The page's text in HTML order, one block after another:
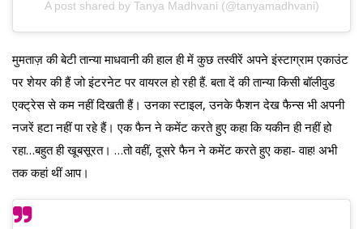
A post shared by Tanya Madhvani (@tanyamadhvani)
मुमताज़ की बेटी तान्या माधवानी की हाल ही में कुछ तस्वीरें अपने इंस्टाग्राम एकाउंट
पर शेयर की हैं जो इंटरनेट पर वायरल हो रही हैं. बता दें की तान्या किसी बॉलीवुड
एक्ट्रेस से कम नहीं दिखती हैं। उनका स्टाइल, उनके फैशन देख फैन्स भी अपनी
नजरें हटा नहीं पा रहे हैं। एक फैन ने कमेंट करते हुए कहा कि यकीन ही नहीं हो
रहा…बहुत ही खूबसूरत। …तो वहीं, दूसरे फैन ने कमेंट करते हुए कहा- वाह! अभी
तक कहां थीं आप।